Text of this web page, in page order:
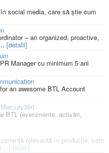
social media, care să știe cum
– an organized, proactive,
[detalii]
Manager cu minimum 5 ani
an awesome BTL Account
BTL (evenimente, activări,
relevantă în producție, care
[detalii]